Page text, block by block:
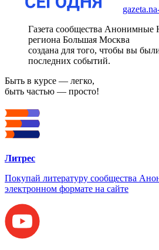
Газета сообщества Анонимные
региона Большая Москва
создана для того, чтобы вы
последних событий.
Быть в курсе — легко,
быть частью — просто!
Литрес
Покупай литературу сообщества
электронном формате на сайте